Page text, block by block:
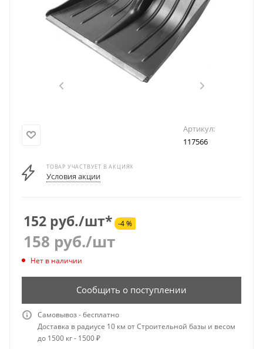
Артикул:
117566
ТОВАР УЧАСТВУЕТ В АКЦИЯХ
Условия акции
152 руб./шт* -4 %
158 руб./шт
Нет в наличии
Сообщить о поступлении
Самовывоз - бесплатно
Доставка в радиусе 10 км от Строительной базы и весом
до 1500 кг - 1500 ₽